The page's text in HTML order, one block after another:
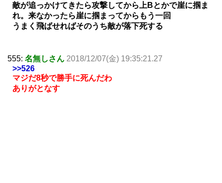
敵が追っかけてきたら攻撃してから上Bとかで崖に掴ま
れ。来なかったら崖に掴まってからもう一回
うまく飛ばせればそのうち敵が落下死する
555: 名無しさん 2018/12/07(金) 19:35:21.27
>>526
マジだ8秒で勝手に死んだわ
ありがとなす